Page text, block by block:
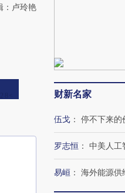
：卢玲艳
财新名家
伍戈 ： 停不下来的
罗志恒 ： 中美人工
易峘 ： 海外能源供